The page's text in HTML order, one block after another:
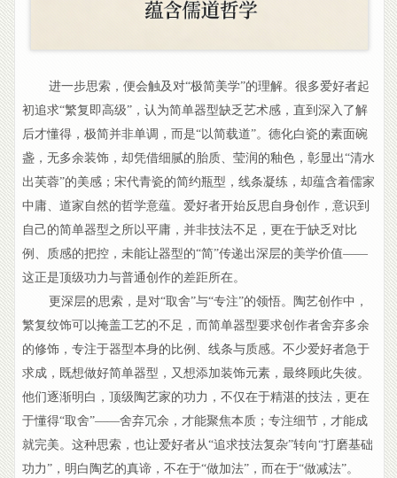
进一步思索，便会触及对“极简美学”的理解。很多爱好者起
初追求“繁复即高级”，认为简单器型缺乏艺术感，直到深入了解
后才懂得，极简并非单调，而是“以简载道”。德化白瓷的素面碗
盏，无多余装饰，却凭借细腻的胎质、莹润的釉色，彰显出“清水
出芙蓉”的美感；宋代青瓷的简约瓶型，线条凝练，却蕴含着儒家
中庸、道家自然的哲学意蕴。爱好者开始反思自身创作，意识到
自己的简单器型之所以平庸，并非技法不足，更在于缺乏对比
例、质感的把控，未能让器型的“简”传递出深层的美学价值——
这正是顶级功力与普通创作的差距所在。
更深层的思索，是对“取舍”与“专注”的领悟。陶艺创作中，
繁复纹饰可以掩盖工艺的不足，而简单器型要求创作者舍弃多余
的修饰，专注于器型本身的比例、线条与质感。不少爱好者急于
求成，既想做好简单器型，又想添加装饰元素，最终顾此失彼。
他们逐渐明白，顶级陶艺家的功力，不仅在于精湛的技法，更在
于懂得“取舍”——舍弃冗余，才能聚焦本质；专注细节，才能成
就完美。这种思索，也让爱好者从“追求技法复杂”转向“打磨基础
功力”，明白陶艺的真谛，不在于“做加法”，而在于“做减法”。